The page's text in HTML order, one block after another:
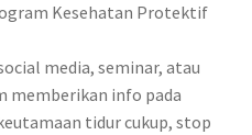
Kesehatan Protektif
media, seminar, atau
memberikan info pada
tidur cukup, stop